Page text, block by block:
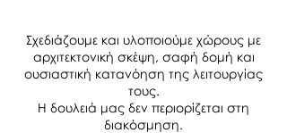
Σχεδιάζουμε και υλοποιούμε χώρους με
αρχιτεκτονική σκέψη, σαφή δομή και
ουσιαστική κατανόηση της λειτουργίας
τους.
Η δουλειά μας δεν περιορίζεται στη
διακόσμηση.